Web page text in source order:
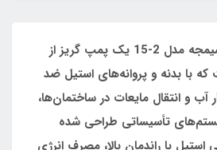
پمپ طبقاتی استیل شیمجه مدل 2-15 یک پمپ گریز از
با بدنه و پروانه‌های استیل ضد
و انتقال مایعات در ساختمان‌ها،
تأسیساتی طراحی شده
با راندمان بالا، مصرف انرژی